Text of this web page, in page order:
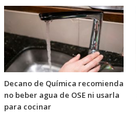
Decano de Química recomienda
no beber agua de OSE ni usarla
para cocinar